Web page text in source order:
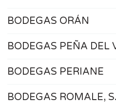
BODEGAS ORÁN
BODEGAS PEÑA DEL
BODEGAS PERIANE
BODEGAS ROMALE,